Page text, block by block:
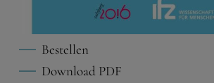
Bestellen
Download PDF